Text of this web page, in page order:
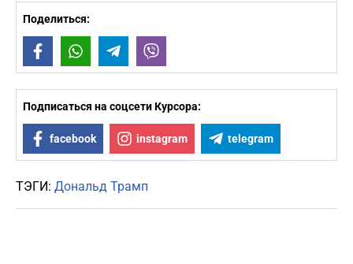
Поделиться:
FacebookWhatsAppTelegram
Подписаться на соцсети Курсора:
facebook instagram telegram
ТЭГИ: Дональд Трамп